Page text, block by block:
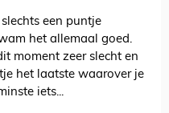
een puntje
het allemaal goed.
moment zeer slecht en
het laatste waarover je
iets...